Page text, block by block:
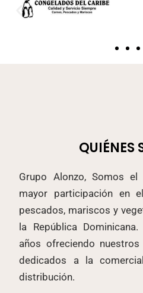
QUIÉNES
Grupo Alonzo, Somos
mayor participación en
pescados, mariscos y
la República
años ofreciendo
dedicados a la
distribución.